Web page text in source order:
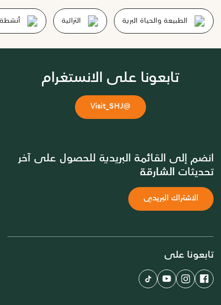
الطبيعة والحياة البرية التراثية
تابعونا على الانستغرام
@Visit_SHJ
انضم إلى القائمة البريدية للحصول على آخر
تحديثات الشارقة
الاشتراك البريدي
تابعونا على